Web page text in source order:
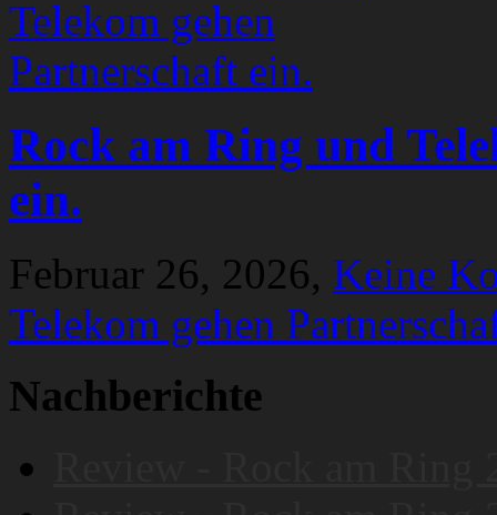
Rock am Ring und
ein.
Februar 26, 2026, Keine
Telekom gehen
Nachberichte